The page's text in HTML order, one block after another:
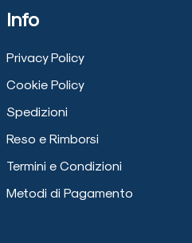
Info
Privacy Policy
Cookie Policy
Spedizioni
Reso e Rimborsi
Termini e Condizioni
Metodi di Pagamento